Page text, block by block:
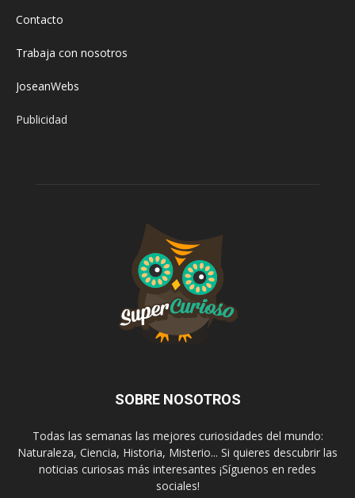
Contacto
Trabaja con nosotros
JoseanWebs
Publicidad
SOBRE NOSOTROS
Todas las semanas las mejores curiosidades del mundo:
Naturaleza, Ciencia, Historia, Misterio... Si quieres descubrir las
noticias curiosas más interesantes ¡Síguenos en redes
sociales!